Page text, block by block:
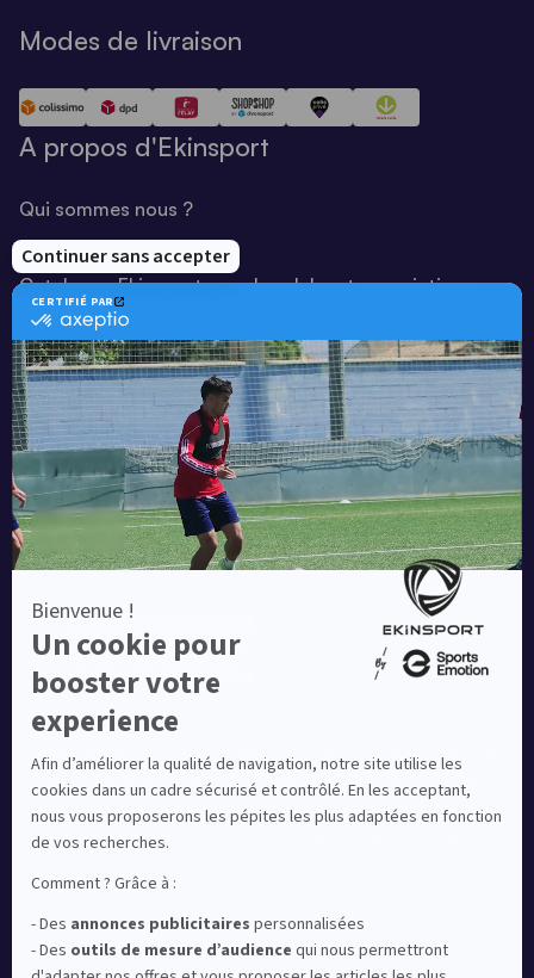
Modes de livraison
A propos d'Ekinsport
Qui sommes nous ?
Notre savoir-faire
Catalogue Ekinsport pour les clubs et associations
Catalogue running Ekinsport
Blog
Une société de :
Equipementier sportif leader en France depuis plus de
10 ans, Ekinsport a été distingué par la rédaction de
Capital dans son classement des « Meilleurs sites de
commerce en ligne 2024 », catégorie Sportswear.
En savoir plus